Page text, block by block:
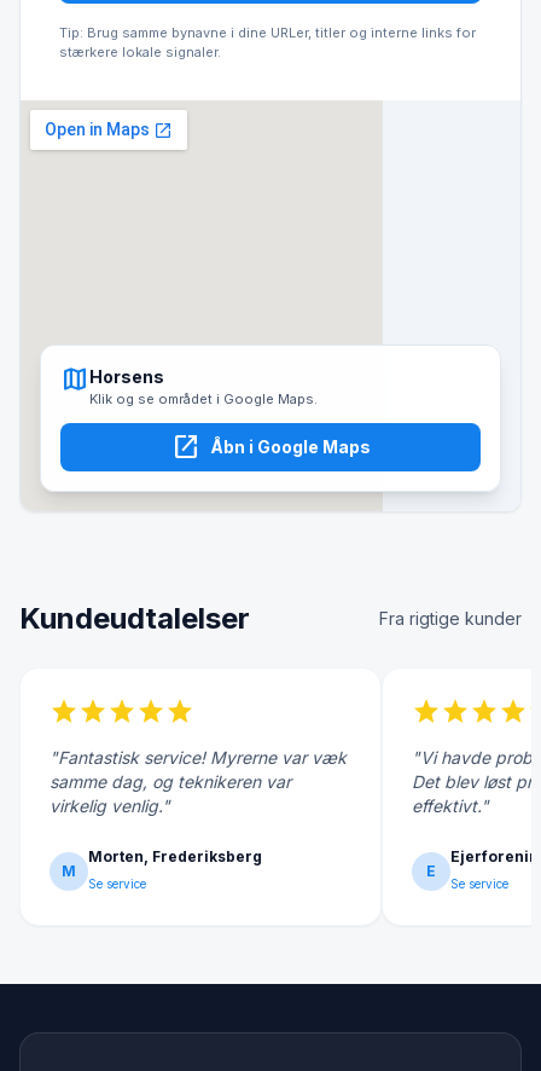
Tip: Brug samme bynavne i dine URLer, titler og interne links for
stærkere lokale signaler.
map Horsens
Klik og se området i Google Maps.
open_in_new Åbn i Google Maps
Kundeudtalelser Fra rigtige kunder
starstarstarstarstar
"Fantastisk service! Myrerne var væk
samme dag, og teknikeren var
virkelig venlig."
M
Morten, Frederiksberg
Se service
starstarstarstar
"Vi havde
Det blev løst
effektivt."
E
Se service